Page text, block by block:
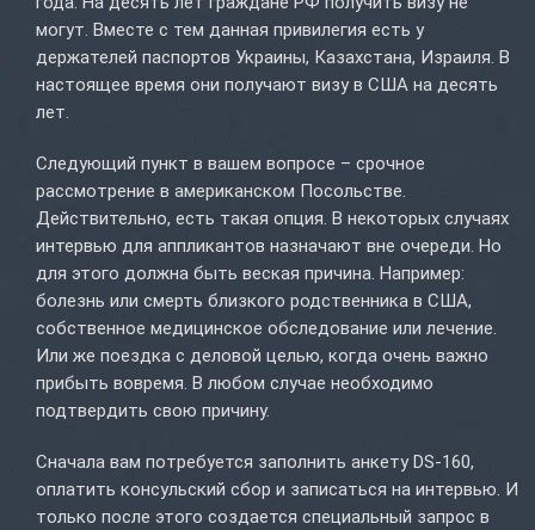
могут. Вместе с тем данная привилегия есть у
держателей паспортов Украины, Казахстана, Израиля. В
настоящее время они получают визу в США на десять
лет.
Следующий пункт в вашем вопросе – срочное
рассмотрение в американском Посольстве.
Действительно, есть такая опция. В некоторых случаях
интервью для аппликантов назначают вне очереди. Но
для этого должна быть веская причина. Например:
болезнь или смерть близкого родственника в США,
собственное медицинское обследование или лечение.
Или же поездка с деловой целью, когда очень важно
прибыть вовремя. В любом случае необходимо
подтвердить свою причину.
Сначала вам потребуется заполнить анкету DS-160,
оплатить консульский сбор и записаться на интервью. И
только после этого создается специальный запрос в